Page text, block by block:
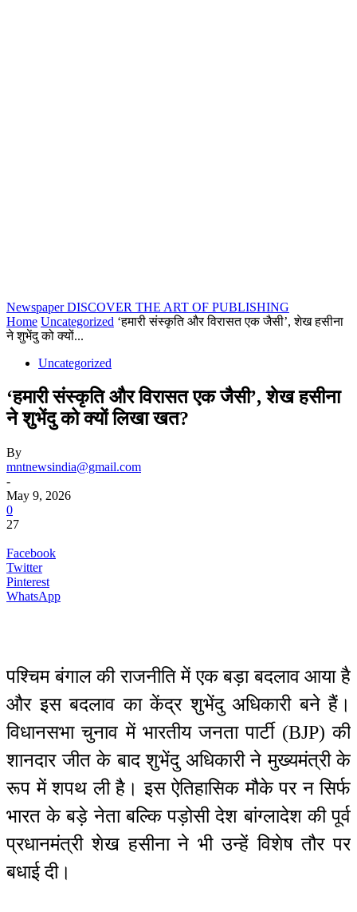
Newspaper DISCOVER THE ART OF PUBLISHING
Home Uncategorized ‘हमारी संस्कृति और विरासत एक जैसी’, शेख हसीना
ने शुभेंदु को क्यों...
Uncategorized
‘हमारी संस्कृति और विरासत एक जैसी’, शेख हसीना
ने शुभेंदु को क्यों लिखा खत?
By
mntnewsindia@gmail.com
-
May 9, 2026
0
27
Facebook
Twitter
Pinterest
WhatsApp
पश्चिम बंगाल की राजनीति में एक बड़ा बदलाव आया है
और इस बदलाव का केंद्र शुभेंदु अधिकारी बने हैं।
विधानसभा चुनाव में भारतीय जनता पार्टी (BJP) की
शानदार जीत के बाद शुभेंदु अधिकारी ने मुख्यमंत्री के
रूप में शपथ ली है। इस ऐतिहासिक मौके पर न सिर्फ
भारत के बड़े नेता बल्कि पड़ोसी देश बांग्लादेश की पूर्व
प्रधानमंत्री शेख हसीना ने भी उन्हें विशेष तौर पर
बधाई दी।